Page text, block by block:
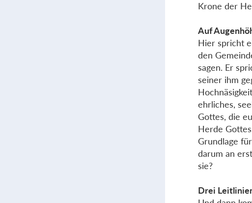
Krone der
Auf
Hier spricht
den
sagen. Er
seiner ihm
ehrliches,
Gottes, die
Herde
Grundlage
darum an
sie?
Drei